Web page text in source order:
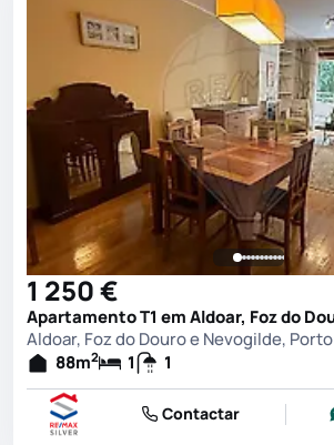
1 250 €
Aldoar, Foz do Douro e Nevogilde, Porto
88m2 1 1
Contactar